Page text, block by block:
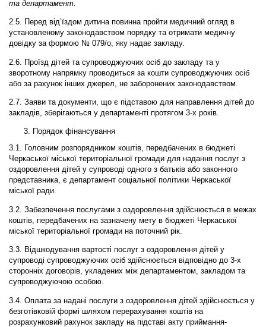
та департамент.
2.5. Перед від’їздом дитина повинна пройти медичний огляд в
установленому законодавством порядку та отримати медичну
довідку за формою № 079/о, яку надає закладу.
2.6. Проїзд дітей та супроводжуючих осіб до закладу та у
зворотному напрямку проводиться за кошти супроводжуючих осіб
або за рахунок інших джерел, не заборонених законодавством.
2.7. Заяви та документи, що є підставою для направлення дітей до
закладів, зберігаються у департаменті протягом 3-х років.
Порядок фінансування
3.1. Головним розпорядником коштів, передбачених в бюджеті
Черкаської міської територіальної громади для надання послуг з
оздоровлення дітей у супроводі одного з батьків або законного
представника, є департамент соціальної політики Черкаської
міської ради.
3.2. Забезпечення послугами з оздоровлення здійснюється в межах
коштів, передбачених на зазначену мету в бюджеті Черкаської
міської територіальної громади на поточний рік.
3.3. Відшкодування вартості послуг з оздоровлення дітей у
супроводі супроводжуючих осіб здійснюється відповідно до 3-х
сторонніх договорів, укладених між департаментом, закладом та
супроводжуючою особою.
3.4. Оплата за надані послуги з оздоровлення дітей здійснюється у
безготівковій формі шляхом перерахування коштів на
розрахунковий рахунок закладу на підставі акту приймання-